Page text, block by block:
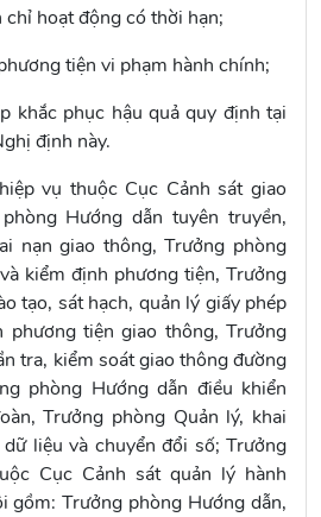
hoạt động có thời hạn;
tiện vi phạm hành chính;
khắc phục hậu quả quy định tại
định này.
vụ thuộc Cục Cảnh sát giao
Hướng dẫn tuyên truyền,
nạn giao thông, Trưởng phòng
kiểm định phương tiện, Trưởng
tạo, sát hạch, quản lý giấy phép
phương tiện giao thông, Trưởng
tra, kiểm soát giao thông đường
phòng Hướng dẫn điều khiển
Trưởng phòng Quản lý, khai
liệu và chuyển đổi số; Trưởng
Cục Cảnh sát quản lý hành
gồm: Trưởng phòng Hướng dẫn,